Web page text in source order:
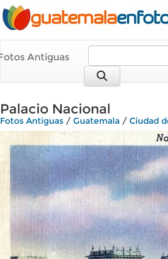
Antiguas
Palacio Nacional
Fotos Antiguas / Guatemala / Ciudad